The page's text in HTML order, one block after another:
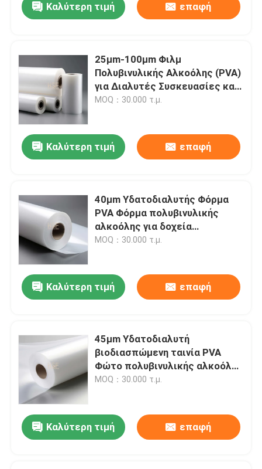
Καλύτερη τιμή επαφή
25μm-100μm Φιλμ
Πολυβινυλικής Αλκοόλης (PVA)
για Διαλυτές Συσκευασίες και
Βιοδιασπώμενες Εφαρμογές
MOQ：30.000 τ.μ.
Καλύτερη τιμή επαφή
40μm Υδατοδιαλυτής Φόρμα
PVA Φόρμα πολυβινυλικής
αλκοόλης για δοχεία
απορρυπαντικών και
MOQ：30.000 τ.μ.
Καλύτερη τιμή επαφή
45μm Υδατοδιαλυτή
βιοδιασπώμενη ταινία PVA
Φώτο πολυβινυλικής αλκοόλης
για δοχεία απορρυπαντών και
MOQ：30.000 τ.μ.
Καλύτερη τιμή επαφή